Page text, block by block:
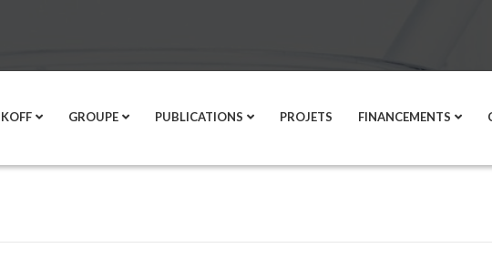
GROUPE PUBLICATIONS PROJETS FINANCEMENTS